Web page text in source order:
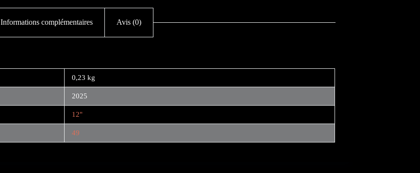
Informations complémentaires Avis (0)
0,23 kg
2025
12"
49